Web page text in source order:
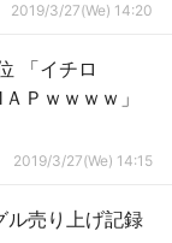
2019/3/27(We) 14:20
「イチロ
Ｐｗｗｗｗ」
2019/3/27(We) 14:15
ル売り上げ記録